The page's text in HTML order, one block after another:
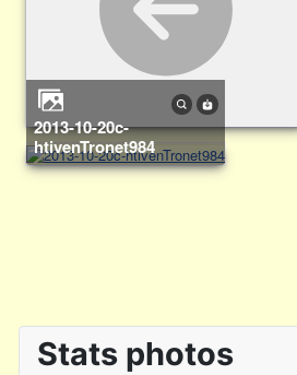
Stats photos
2013-10-20c-
htivenTronet984